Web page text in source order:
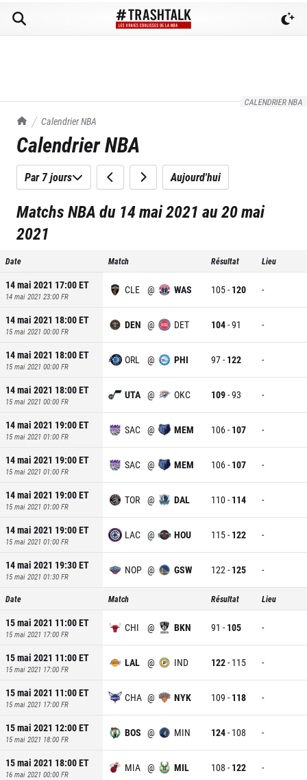
CALENDRIER NBA
TrashTalk Actu NBA
Calendrier NBA
Calendrier NBA
Par 7 jours Aujourd'hui
Matchs NBA du 14 mai 2021 au 20 mai
2021
Date Match Résultat Lieu
14 mai 2021 17:00ET
14 mai 2021 23:00 FR
CLE @ WAS 105- 120 -
14 mai 2021 18:00ET
15 mai 2021 00:00 FR
DEN @ DET 104-91 -
14 mai 2021 18:00ET
15 mai 2021 00:00 FR
ORL @ PHI 97- 122 -
14 mai 2021 18:00ET
15 mai 2021 00:00 FR
UTA @ OKC 109-93 -
14 mai 2021 19:00ET
15 mai 2021 01:00 FR
SAC @ MEM 106- 107 -
14 mai 2021 19:00ET
15 mai 2021 01:00 FR
SAC @ MEM 106- 107 -
14 mai 2021 19:00ET
15 mai 2021 01:00 FR
TOR @ DAL 110- 114 -
14 mai 2021 19:00ET
15 mai 2021 01:00 FR
LAC @ HOU 115- 122 -
14 mai 2021 19:30ET
15 mai 2021 01:30 FR
NOP @ GSW 122- 125 -
Date Match Résultat Lieu
15 mai 2021 11:00ET
15 mai 2021 17:00 FR
CHI @ BKN 91 - 105 -
15 mai 2021 11:00ET
15 mai 2021 17:00 FR
LAL @ IND 122- 115 -
15 mai 2021 11:00ET
15 mai 2021 17:00 FR
CHA @ NYK 109 - 118 -
15 mai 2021 12:00ET
15 mai 2021 18:00 FR
BOS @ MIN 124- 108 -
15 mai 2021 18:00ET
16 mai 2021 00:00 FR
MIA @ MIL 108 - 122 -